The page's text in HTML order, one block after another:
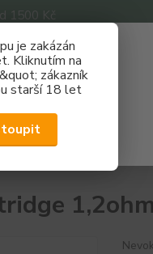
1500 Kč
je zakázán
Kliknutím na
zákazník
starší 18 let
1,2ohm
3%
právě teď!